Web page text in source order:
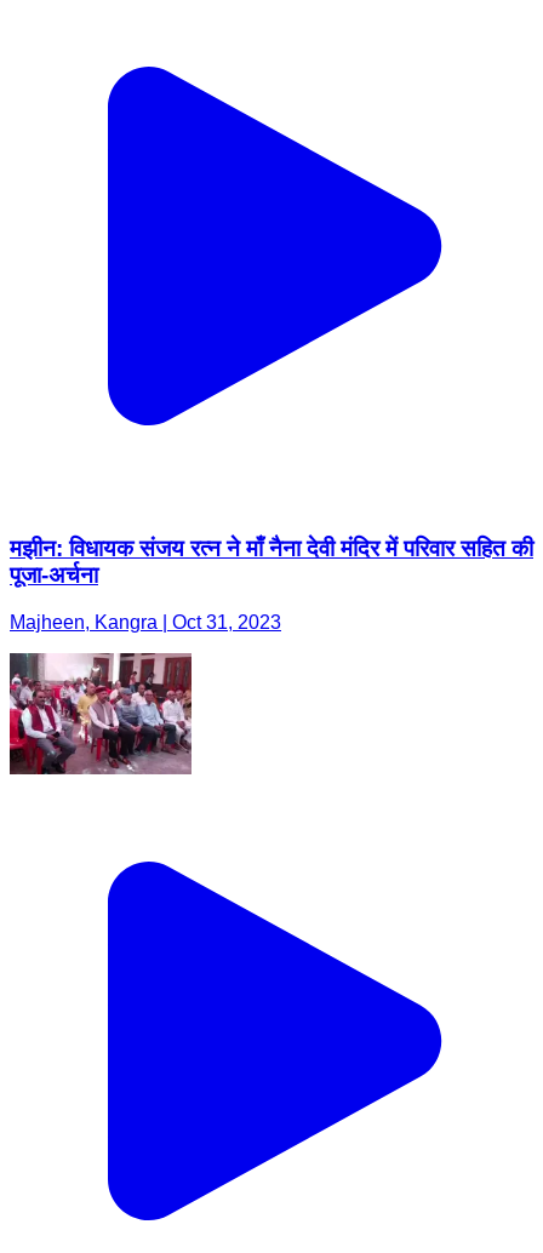
मझीन: विधायक संजय रत्न ने माँ नैना देवी मंदिर में परिवार सहित की
पूजा-अर्चना
Majheen, Kangra | Oct 31, 2023